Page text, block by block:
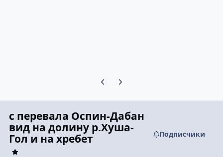
Предыдущий слайд карусели
Следующий слайд карусели
с перевала Оспин-Дабан
вид на долину р.Хуша-
Гол и на хребет
Подписчики